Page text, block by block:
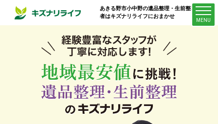
あきる野市小中野の遺品整理・生前整理業
者はキズナリライフにおまかせ